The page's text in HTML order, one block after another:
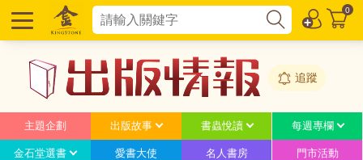
0
追蹤
主題企劃 出版故事 書蟲悅讀 每週專欄
金石堂選書 愛書大使 名人書房 門市活動